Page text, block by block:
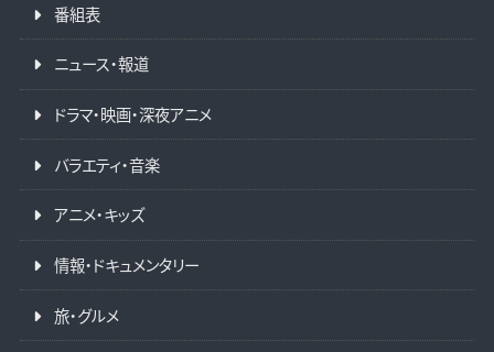
番組表
ニュース・報道
ドラマ・映画・深夜アニメ
バラエティ・音楽
アニメ・キッズ
情報・ドキュメンタリー
旅・グルメ